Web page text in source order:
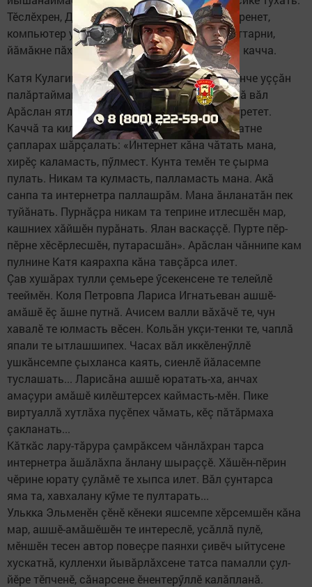
Тӗслӗхрен, Дима Егоров амăшне тăтăшах кӳренет,
компьютер умӗнче нумай ларнишӗн асăрхаттарни,
йăмăкне пăхма пулăшма тивни тарăхтарать качча.
Катя Кулагина та хăй шухăшне аслисем умӗнче уççăн
палăртайманнипе кăмăлсăр. Çулталăк майлă вăл
Арăслан ятлă çамрăкпа интернетра çыру çӳретет.
Каччă та килти лару-тăрупа кăмăлсăр, хӗр патне
çапларах шăрçалать: «Интернет кăна чăтать мана,
хирӗç каламасть, пӳлмест. Кунта темӗн те çырма
пулать. Никам та кулмасть, палламасть мана. Акă
санпа та интернетра паллашрăм. Мана ăнланатăн пек
туйăнать. Пурнăçра никам та теприне итлесшӗн мар,
кашниех хăйшӗн пурăнать. Ялан васкаççӗ. Пурте пӗр-
пӗрне хӗсӗрлесшӗн, путарасшăн». Арăслан чăннипе кам
пулнине Катя каярахпа кăна тавçăрса илет.
Çав хушăрах тулли çемьере ӳсекенсене те телейлӗ
тееймӗн. Коля Петровпа Лариса Игнатьеван ашшӗ-
амăшӗ ӗç ăшне путнă. Ачисем валли вăхăчӗ те, чун
хавалӗ те юлмасть вӗсен. Кольăн укçи-тенки те, чаплă
япали те ытлашшипех. Часах вăл иккӗленӳллӗ
ушкăнсемпе çыхланса каять, сиенлӗ йăласемпе
туслашать... Ларисăна ашшӗ юратать-ха, анчах
амаçури амăшӗ килӗштерсех каймасть-мӗн. Пике
виртуаллă хутлăха пуçӗпех чăмать, кӗç пăтăрмаха
çакланать...
Кăткăс лару-тăрура çамрăксем чăнлăхран тарса
интернетра ăшăлăхпа ăнлану шыраççӗ. Хăшӗн-пӗрин
чӗрине юрату çулăмӗ те хыпса илет. Вăл çунтарса
яма та, хавхалану кӳме те пултарать...
Улькка Эльменӗн çӗнӗ кӗнеки яшсемпе хӗрсемшӗн кăна
мар, ашшӗ-амăшӗшӗн те интереслӗ, усăллă пулӗ,
мӗншӗн тесен автор повеçре паянхи çивӗч ыйтусене
хускатнă, кулленхи йывăрлăхсене татса памалли çул-
йӗре тӗпченӗ, сăнарсене ӗнентерӳллӗ калăпланă.